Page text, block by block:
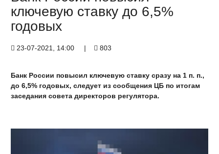
ключевую ставку до 6,5%
годовых
23-07-2021, 14:00 | 803
Банк России повысил ключевую ставку сразу на 1 п. п.,
до 6,5% годовых, следует из сообщения ЦБ по итогам
заседания совета директоров регулятора.